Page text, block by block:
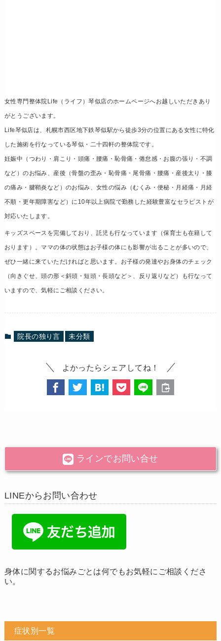
女性専門整体院Life（ライフ）琴似店のホームページへお越しいただきあり
がとうございます。
Life琴似店は、札幌市西区地下鉄琴似駅から徒歩3分の位置にある女性に特化
した施術を行なっている琴似・二十四軒の整体院です。
妊娠中（つわり・肩こり・頭痛・腰痛・恥骨痛・倦怠感・お腹の張り・不調
など）のお悩み、産後（骨盤の歪み・恥骨痛・尾骨痛・腰痛・産後太り・膝
の痛み・腱鞘炎など）のお悩み、女性の悩み（むくみ・便秘・月経痛・月経
不順・更年期障害など）に10年以上病院で勤務した経験豊富なセラピストが
対応いたします。
キッズスペースを完備しており、託児も行なっています（保育士も在籍して
おります ）。ママの体の状態はお子様の体にも影響が出ることが多いので、
ぜひ一緒に来ていただければと思います。お子様の発達やお身体のチェック
（向きぐせ、頭の形＜斜頭・短頭・長頭など＞、反り返りなど）も行なって
いますので、気軽にご相談ください。
院長の独り言 未分類
よかったらシェアしてね！
ラインでお問い合せ
LINEからお問い合わせ
身体に関するお悩みごとは何でもお気軽にご相談くださ
い。
症状別一覧